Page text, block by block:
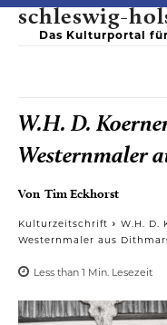
schleswig-
Das Kulturportal
W.H. D.
Westernmaler
Von Tim Eckhorst
Kulturzeitschrift
W.H. D.
Westernmaler aus
Less than 1 Min. Lesezeit